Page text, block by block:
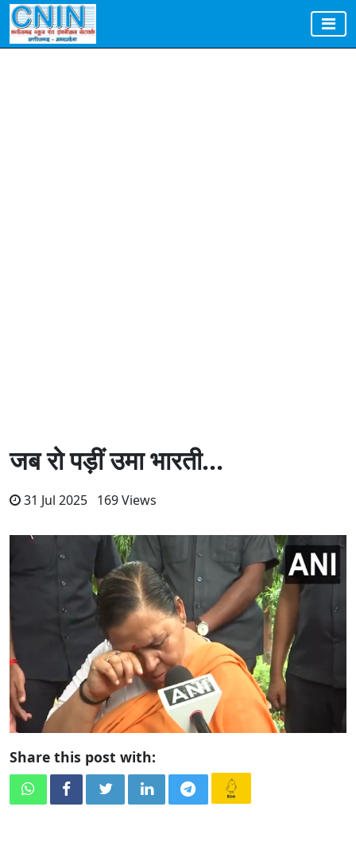
जब रो पड़ीं उमा भारती...
31 Jul 2025 169 Views
Share this post with: